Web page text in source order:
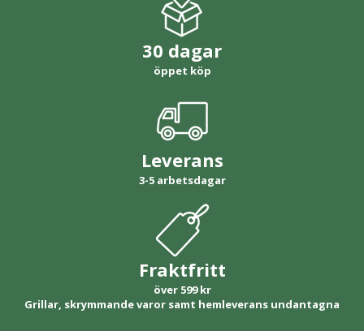
30 dagar
öppet köp
Leverans
3-5 arbetsdagar
Fraktfritt
över 599 kr
Grillar, skrymmande varor samt hemleverans undantagna